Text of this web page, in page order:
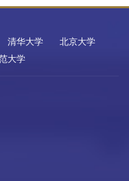
清华大学
北京大学
大学